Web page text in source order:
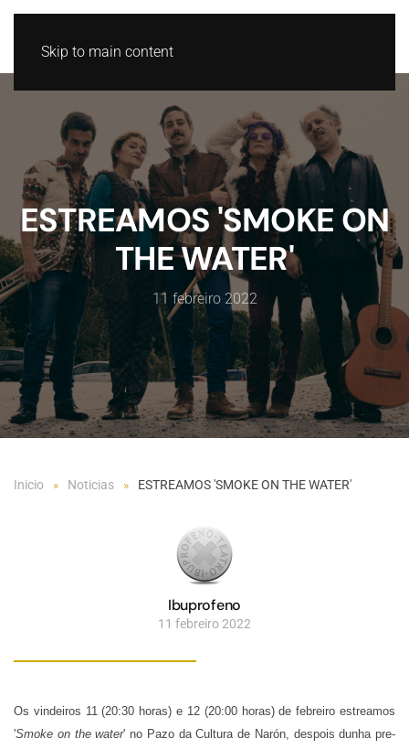
Skip to main content
ESTREAMOS 'SMOKE ON
THE WATER'
11 febreiro 2022
Inicio Noticias ESTREAMOS 'SMOKE ON THE WATER'
Ibuprofeno
11 febreiro 2022
Os vindeiros 11 (20:30 horas) e 12 (20:00 horas) de febreiro estreamos
'Smoke on the water' no Pazo da Cultura de Narón, despois dunha pre-